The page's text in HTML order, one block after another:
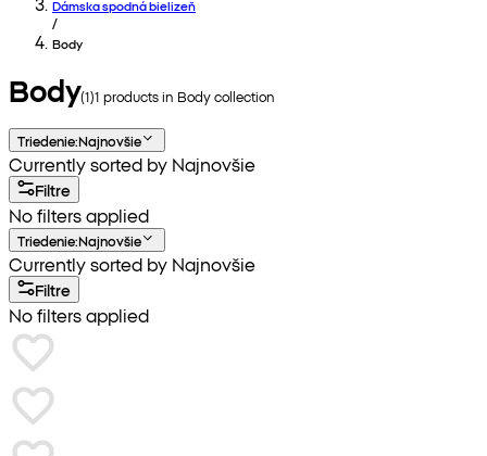
Dámska spodná bielizeň
/
Body
Body(1)1 products in Bodycollection
Triedenie:Najnovšie
Currently sorted by Najnovšie
Filtre
No filters applied
Triedenie:Najnovšie
Currently sorted by Najnovšie
Filtre
No filters applied